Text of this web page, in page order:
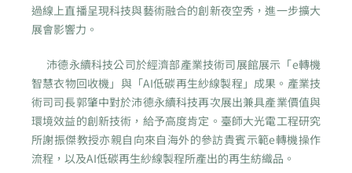
過線上直播呈現科技與藝術融合的創新夜空秀，進一步擴大
展會影響力。
沛德永續科技公司於經濟部產業技術司展館展示「e轉機
智慧衣物回收機」與「AI低碳再生紗線製程」成果。產業技
術司司長郭肇中對於沛德永續科技再次展出兼具產業價值與
環境效益的創新技術，給予高度肯定。臺師大光電工程研究
所謝振傑教授亦親自向來自海外的參訪貴賓示範e轉機操作
流程，以及AI低碳再生紗線製程所產出的再生紡織品。